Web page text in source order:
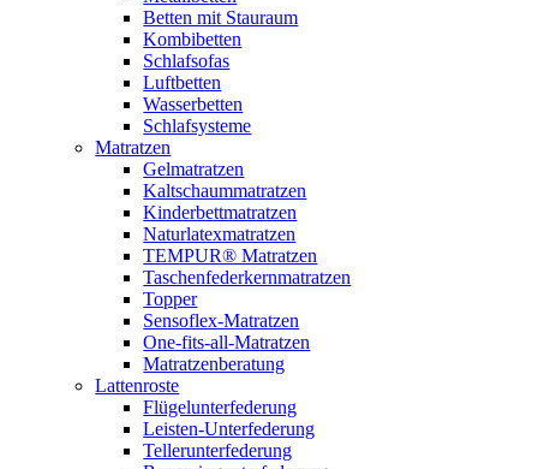
Betten mit Stauraum
Kombibetten
Schlafsofas
Luftbetten
Wasserbetten
Schlafsysteme
Matratzen
Gelmatratzen
Kaltschaummatratzen
Kinderbettmatratzen
Naturlatexmatratzen
TEMPUR® Matratzen
Taschenfederkernmatratzen
Topper
Sensoflex-Matratzen
One-fits-all-Matratzen
Matratzenberatung
Lattenroste
Flügelunterfederung
Leisten-Unterfederung
Tellerunterfederung